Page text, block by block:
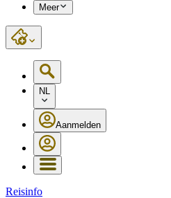
Meer
NL
Aanmelden
Reisinfo